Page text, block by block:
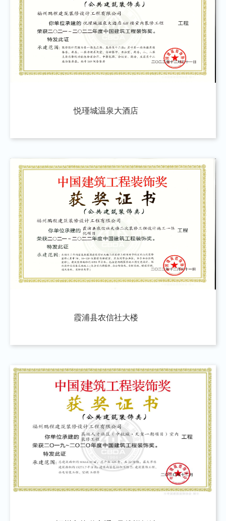
悦瑾城温泉大酒店
霞浦县农信社大楼